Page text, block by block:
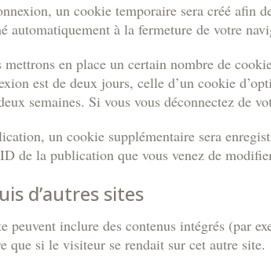
un cookie temporaire sera créé
automatiquement à la fermeture de votre
en place un certain nombre de
est de deux jours, celle d’un cookie
semaines. Si vous vous déconnectez de
un cookie supplémentaire sera
de la publication que vous venez de
d’autres sites
peuvent inclure des contenus intégrés (par
que si le visiteur se rendait sur cet autre site.